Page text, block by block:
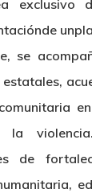
exclusivo
se
la
de